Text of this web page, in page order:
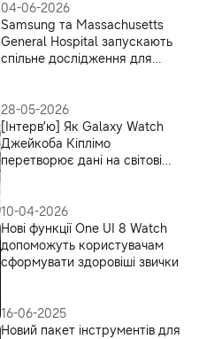
04-06-2026
Samsung та Massachusetts
General Hospital запускають
спільне дослідження для
допомогою Galaxy Watch
28-05-2026
[Інтерв’ю] Як Galaxy Watch
Джейкоба Кіплімо
перетворює дані на світові
10-04-2026
Нові функції One UI 8 Watch
допоможуть користувачам
сформувати здоровіші звички
16-06-2025
Новий пакет інструментів для